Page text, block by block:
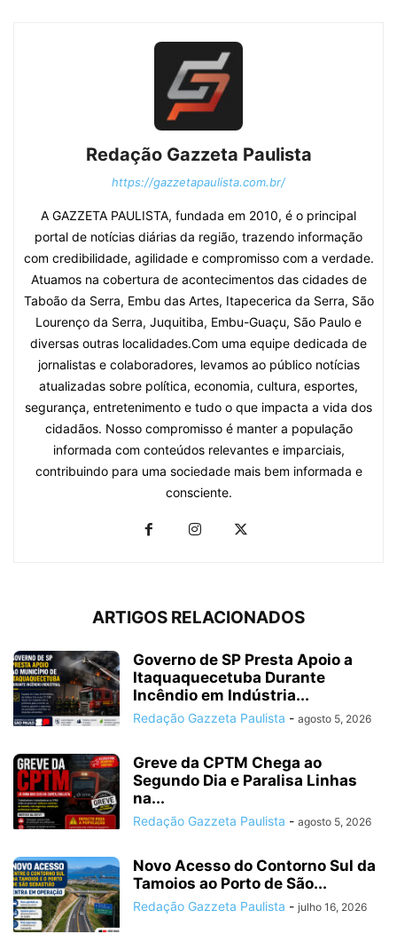
Redação Gazzeta Paulista
https://gazzetapaulista.com.br/
A GAZZETA PAULISTA, fundada em 2010, é o principal
portal de notícias diárias da região, trazendo informação
com credibilidade, agilidade e compromisso com a verdade.
Atuamos na cobertura de acontecimentos das cidades de
Taboão da Serra, Embu das Artes, Itapecerica da Serra, São
Lourenço da Serra, Juquitiba, Embu-Guaçu, São Paulo e
diversas outras localidades.Com uma equipe dedicada de
jornalistas e colaboradores, levamos ao público notícias
atualizadas sobre política, economia, cultura, esportes,
segurança, entretenimento e tudo o que impacta a vida dos
cidadãos. Nosso compromisso é manter a população
informada com conteúdos relevantes e imparciais,
contribuindo para uma sociedade mais bem informada e
consciente.
ARTIGOS RELACIONADOS
Governo de SP Presta Apoio a
Itaquaquecetuba Durante
Incêndio em Indústria...
Redação Gazzeta Paulista - agosto 5, 2026
Greve da CPTM Chega ao
Segundo Dia e Paralisa Linhas
na...
Redação Gazzeta Paulista - agosto 5, 2026
Novo Acesso do Contorno Sul da
Tamoios ao Porto de São...
Redação Gazzeta Paulista - julho 16, 2026